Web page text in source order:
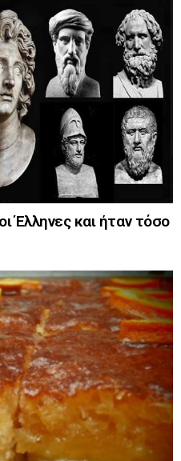
Έλληνες και ήταν τόσο